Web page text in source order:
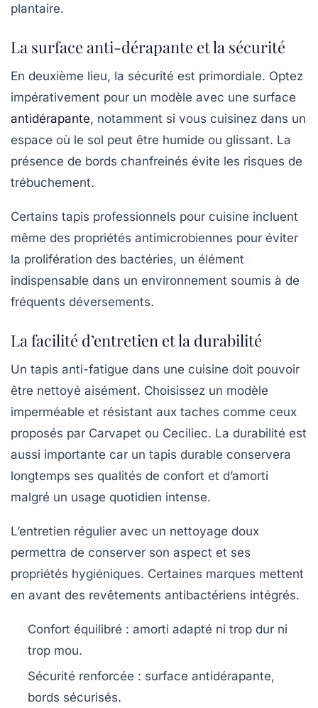
plantaire.
La surface anti-dérapante et la sécurité
En deuxième lieu, la sécurité est primordiale. Optez
impérativement pour un modèle avec une surface
antidérapante, notamment si vous cuisinez dans un
espace où le sol peut être humide ou glissant. La
présence de bords chanfreinés évite les risques de
trébuchement.
Certains tapis professionnels pour cuisine incluent
même des propriétés antimicrobiennes pour éviter
la prolifération des bactéries, un élément
indispensable dans un environnement soumis à de
fréquents déversements.
La facilité d’entretien et la durabilité
Un tapis anti-fatigue dans une cuisine doit pouvoir
être nettoyé aisément. Choisissez un modèle
imperméable et résistant aux taches comme ceux
proposés par Carvapet ou Ceciliec. La durabilité est
aussi importante car un tapis durable conservera
longtemps ses qualités de confort et d’amorti
malgré un usage quotidien intense.
L’entretien régulier avec un nettoyage doux
permettra de conserver son aspect et ses
propriétés hygiéniques. Certaines marques mettent
en avant des revêtements antibactériens intégrés.
Confort équilibré : amorti adapté ni trop dur ni
trop mou.
Sécurité renforcée : surface antidérapante,
bords sécurisés.